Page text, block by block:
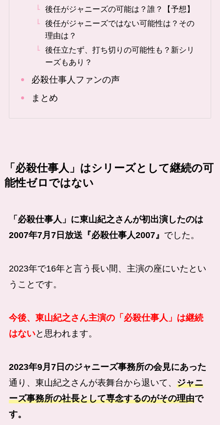
後任がジャニーズの可能は？誰？【予想】
後任がジャニーズではない可能性は？その
理由は？
後任立たず、打ち切りの可能性も？新シリ
ーズもあり？
必殺仕事人ファンの声
まとめ
「必殺仕事人」はシリーズとして継続の可
能性ゼロではない
「必殺仕事人」に東山紀之さんが初出演したのは
2007年7月7日放送『必殺仕事人2007』 でした。
2023年で16年と言う長い間、主演の座にいたとい
うことです。
今後、東山紀之さん主演の「必殺仕事人」は継続
はないと思われます。
2023年9月7日のジャニーズ事務所の会見にあった
通り、東山紀之さんが表舞台から退いて、 ジャニ
ーズ事務所の社長として専念するのがその理由で
す。